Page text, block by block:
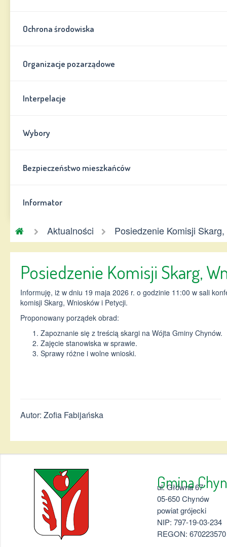
Ochrona środowiska
Organizacje pozarządowe
Interpelacje
Wybory
Bezpieczeństwo mieszkańców
Informator
Gmina
Chynów
Aktualności Posiedzenie Komisji
Posiedzenie Komisji Skarg,
Informuję, iż w dniu 19 maja 2026 r. o godzinie 11:00 w sali
komisji Skarg, Wniosków i Petycji.
Proponowany porządek obrad:
Zapoznanie się z treścią skargi na Wójta Gminy Chynów.
Zajęcie stanowiska w sprawie.
Sprawy różne i wolne wnioski.
Autor: Zofia Fabijańska
Gmina
ul. Główna 67
05-650 Chynów
powiat grójecki
NIP: 797-19-03-234
REGON: 670223570